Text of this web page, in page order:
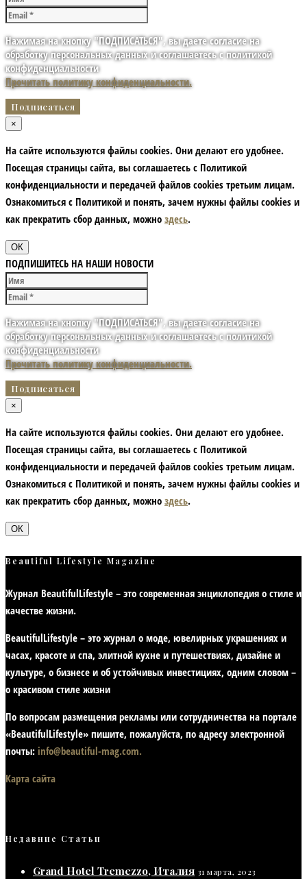
Нажимая на кнопку "ПОДПИСАТЬСЯ", вы даете согласие на
обработку персональных данных и соглашаетесь с политикой
конфиденциальности
Прочитать политику конфиденциальности.
×
На сайте используются файлы cookies. Они делают его удобнее.
Посещая страницы сайта, вы соглашаетесь с Политикой
конфиденциальности и передачей файлов cookies третьим лицам.
Ознакомиться с Политикой и понять, зачем нужны файлы сookies и
как прекратить сбор данных, можно здесь.
ОК
ПОДПИШИТЕСЬ НА НАШИ НОВОСТИ
Нажимая на кнопку "ПОДПИСАТЬСЯ", вы даете согласие на
обработку персональных данных и соглашаетесь с политикой
конфиденциальности
Прочитать политику конфиденциальности.
×
На сайте используются файлы cookies. Они делают его удобнее.
Посещая страницы сайта, вы соглашаетесь с Политикой
конфиденциальности и передачей файлов cookies третьим лицам.
Ознакомиться с Политикой и понять, зачем нужны файлы сookies и
как прекратить сбор данных, можно здесь.
ОК
Beautiful Lifestyle Magazine
Журнал BeautifulLifestyle – это современная энциклопедия о стиле и
качестве жизни.
BeautifulLifestyle – это журнал о моде, ювелирных украшениях и
часах, красоте и спа, элитной кухне и путешествиях, дизайне и
культуре, о бизнесе и об устойчивых инвестициях, одним словом –
о красивом стиле жизни
По вопросам размещения рекламы или сотрудничества на портале
«BeautifulLifestyle» пишите, пожалуйста, по адресу электронной
почты: info@beautiful-mag.com.
Карта сайта
Недавние Статьи
Grand Hotel Tremezzo, Италия 31 марта, 2023